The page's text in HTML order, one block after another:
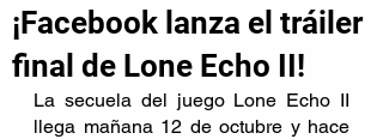
¡Facebook lanza el tráiler
final de Lone Echo II!
La secuela del juego Lone Echo II
llega mañana 12 de octubre y hace